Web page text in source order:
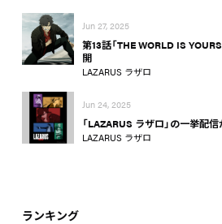
Jun 27, 2025
第13話「THE WORLD IS
開
LAZARUS ラザロ
Jun 24, 2025
「LAZARUS ラザロ」の一挙配信
LAZARUS ラザロ
ランキング